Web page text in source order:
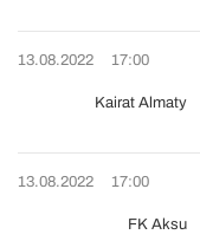
13.08.2022 17:00
Kairat Almaty
13.08.2022 17:00
FK Aksu